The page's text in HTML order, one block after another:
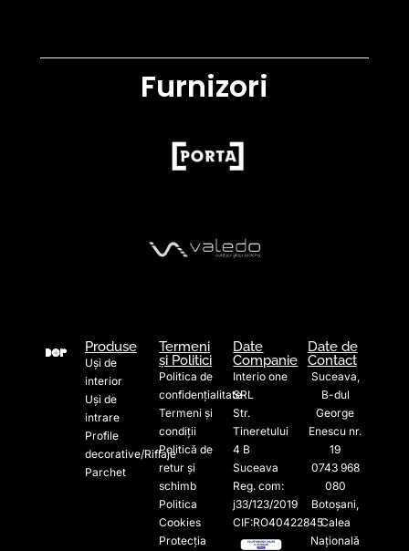
Furnizori
Produse
Uși de
interior
Uși de
intrare
Profile
decorative/Riflaje
Parchet
Termeni
și Politici
Politica de
confidențialitate
Termeni și
condiții
Politică de
retur și
schimb
Politica
Cookies
Protecția
Date
Companie
Interio one
SRL
Str.
Tineretului
4 B
Suceava
Reg. com:
j33/123/2019
CIF:RO40422845
Date de
Contact
Suceava,
B-dul
George
Enescu nr.
19
0743 968
080
Botoșani,
Calea
Națională